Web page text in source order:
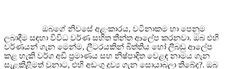
ඔබගේ නිවසේ අළංකාරය, වටිනාකම හා පෙනුම
ලබාදීම සඳහා විවිධ වර්ණ සහිත තීන්ත ආලේප කරනවා. ඔබ එහි
වර්ණයන් ගැන මෙන්ම, ලීටරයකින් බිත්තිය හෝ ලීබඩු ආලේප
කළ හැකි වර්ග අඩි ප්‍රමාණය සහ නිෂ්පාදිත වෙළඳ නාමය ගැන
සැළකිළිමත් වුනාට, එහි අඩංගු ද්‍රව්‍ය ගැන සොයාබලා තිබේද?. ඔබ